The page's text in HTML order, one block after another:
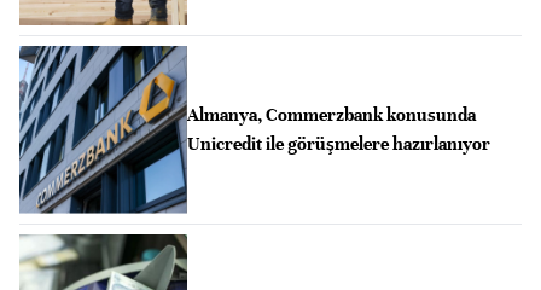
Almanya, Commerzbank konusunda
Unicredit ile görüşmelere hazırlanıyor